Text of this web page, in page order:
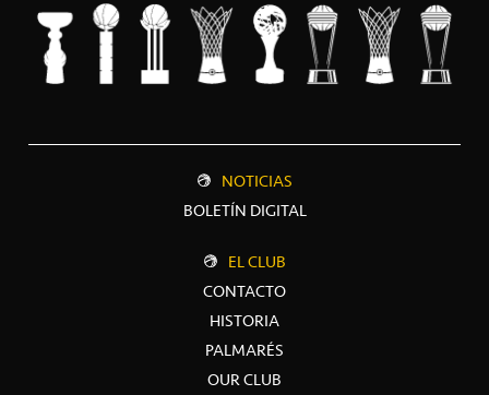
NOTICIAS
BOLETÍN DIGITAL
EL CLUB
CONTACTO
HISTORIA
PALMARÉS
OUR CLUB